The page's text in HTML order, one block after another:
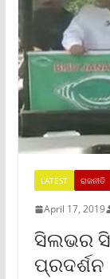
LATEST ରାଜନୀତି
April 17, 2019
ସିଲଭର
ପ୍ରଦର୍ଶନ